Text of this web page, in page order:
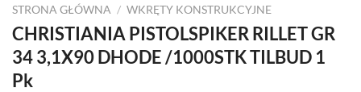
STRONA GŁÓWNA / WKRĘTY KONSTRUKCYJNE
CHRISTIANIA PISTOLSPIKER RILLET GR
34 3,1X90 DHODE /1000STK TILBUD 1
Pk